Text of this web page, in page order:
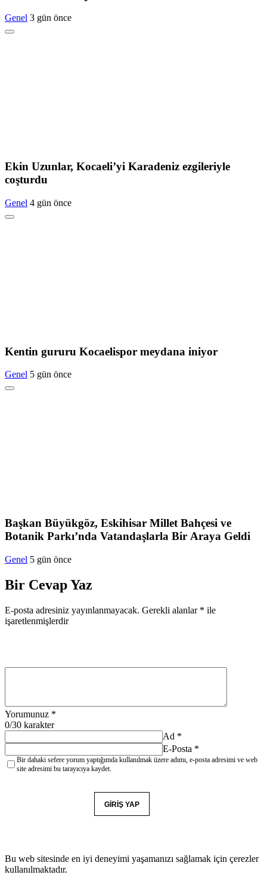
Genel 3 gün önce
Ekin Uzunlar, Kocaeli’yi Karadeniz ezgileriyle
coşturdu
Genel 4 gün önce
Kentin gururu Kocaelispor meydana iniyor
Genel 5 gün önce
Başkan Büyükgöz, Eskihisar Millet Bahçesi ve
Botanik Parkı’nda Vatandaşlarla Bir Araya Geldi
Genel 5 gün önce
Bir Cevap Yaz
E-posta adresiniz yayınlanmayacak. Gerekli alanlar * ile
işaretlenmişlerdir
Yorumunuz *
0/30 karakter
Ad *
E-Posta *
Bir dahaki sefere yorum yaptığımda kullanılmak üzere adımı, e-posta adresimi ve web
site adresimi bu tarayıcıya kaydet.
GIRIŞ YAP
Bu web sitesinde en iyi deneyimi yaşamanızı sağlamak için çerezler
kullanılmaktadır.